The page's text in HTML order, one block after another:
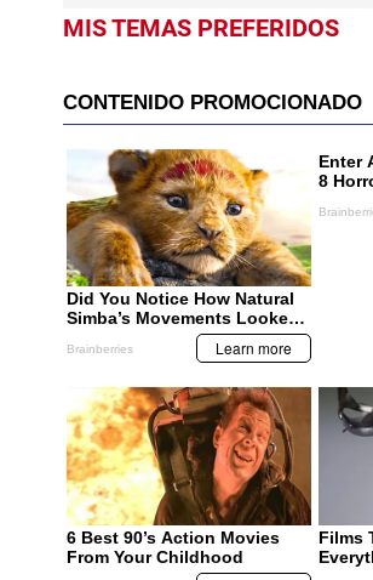
MIS TEMAS PREFERIDOS